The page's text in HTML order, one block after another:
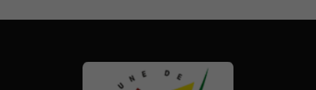
Mairie de Bartenheim